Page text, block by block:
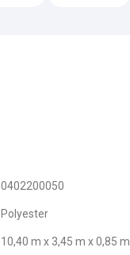
0402200050
Polyester
10,40 m x 3,45 m x 0,85 m